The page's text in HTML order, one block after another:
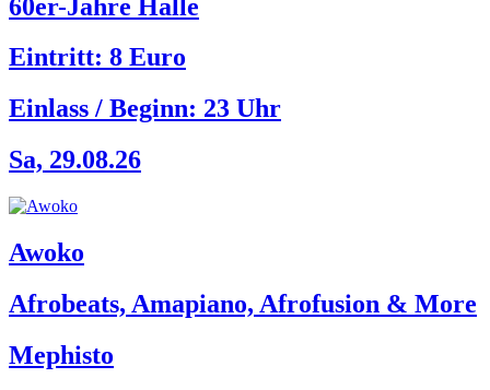
60er-Jahre Halle
Eintritt: 8 Euro
Einlass / Beginn: 23 Uhr
Sa, 29.08.26
Awoko
Afrobeats, Amapiano, Afrofusion & More
Mephisto